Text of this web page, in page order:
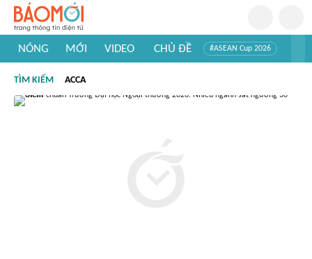
NÓNG MỚI VIDEO CHỦ ĐỀ #ASEAN Cup 2026
#Khám phá thế giới
TÌM KIẾM ACCA